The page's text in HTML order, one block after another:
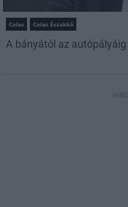
Colas Colas Északkő
A bányától az